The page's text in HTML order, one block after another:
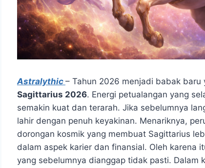
Astralythic – Tahun 2026 menjadi babak
Sagittarius 2026. Energi petualangan yang
semakin kuat dan terarah. Jika sebelumnya
lahir dengan penuh keyakinan. Menariknya,
dorongan kosmik yang membuat Sagittarius
dalam aspek karier dan finansial. Oleh karena
yang sebelumnya dianggap tidak pasti. Dalam